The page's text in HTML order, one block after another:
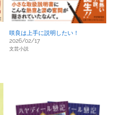
咲良は上手に説明したい！
2026/02/17
文芸小説